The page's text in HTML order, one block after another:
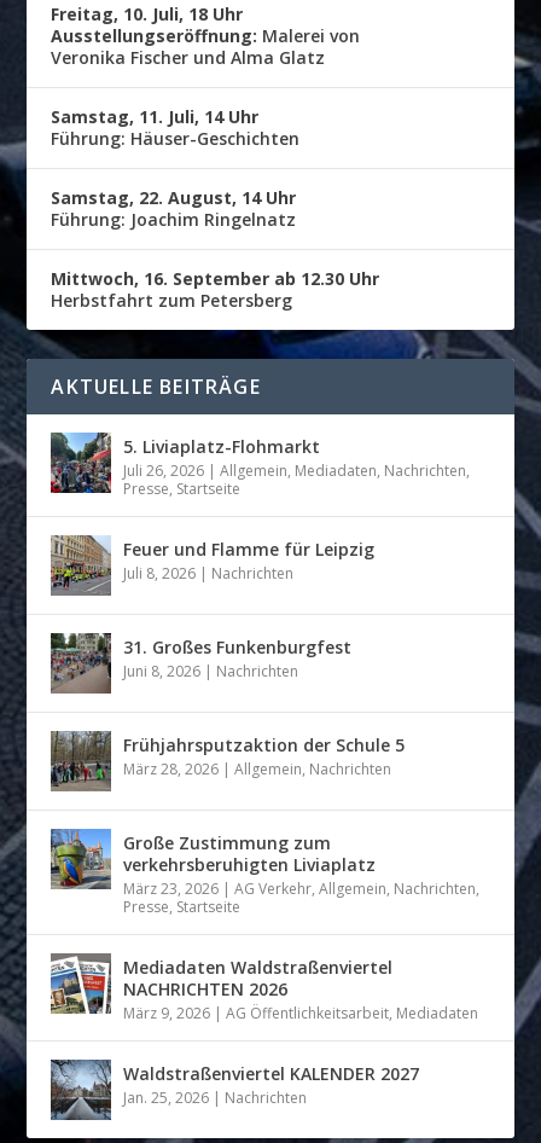
Freitag, 10. Juli, 18 Uhr
Ausstellungseröffnung: Malerei von
Veronika Fischer und Alma Glatz
Samstag, 11. Juli, 14 Uhr
Führung: Häuser-Geschichten
Samstag, 22. August, 14 Uhr
Führung: Joachim Ringelnatz
Mittwoch, 16. September ab 12.30 Uhr
Herbstfahrt zum Petersberg
AKTUELLE BEITRÄGE
5. Liviaplatz-Flohmarkt
Juli 26, 2026 |Allgemein, Mediadaten, Nachrichten,
Presse, Startseite
Feuer und Flamme für Leipzig
Juli 8, 2026 | Nachrichten
31. Großes Funkenburgfest
Juni 8, 2026 | Nachrichten
Frühjahrsputzaktion der Schule 5
März 28, 2026 |Allgemein, Nachrichten
Große Zustimmung zum
verkehrsberuhigten Liviaplatz
März 23, 2026 |AG Verkehr,Allgemein, Nachrichten,
Presse, Startseite
Mediadaten Waldstraßenviertel
NACHRICHTEN 2026
März 9, 2026 |AG Öffentlichkeitsarbeit, Mediadaten
Waldstraßenviertel KALENDER 2027
Jan. 25, 2026 | Nachrichten